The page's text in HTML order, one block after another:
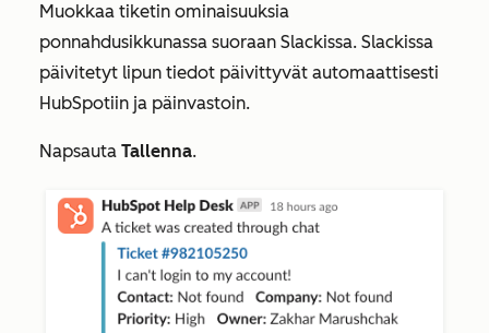
Muokkaa tiketin ominaisuuksia
ponnahdusikkunassa suoraan Slackissa. Slackissa
päivitetyt lipun tiedot päivittyvät automaattisesti
HubSpotiin ja päinvastoin.
Napsauta Tallenna.